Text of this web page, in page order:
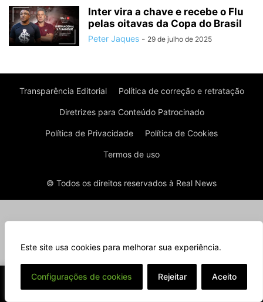
Este site usa cookies para melhorar sua experiência.
Configurações de cookies Rejeitar Aceito
Inter vira a chave e recebe o Flu
pelas oitavas da Copa do Brasil
Peter Jaques - 29 de julho de 2025
Transparência Editorial Política de correção e retratação
Diretrizes para Conteúdo Patrocinado
Política de Privacidade Política de Cookies
Termos de uso
© Todos os direitos reservados à Real News